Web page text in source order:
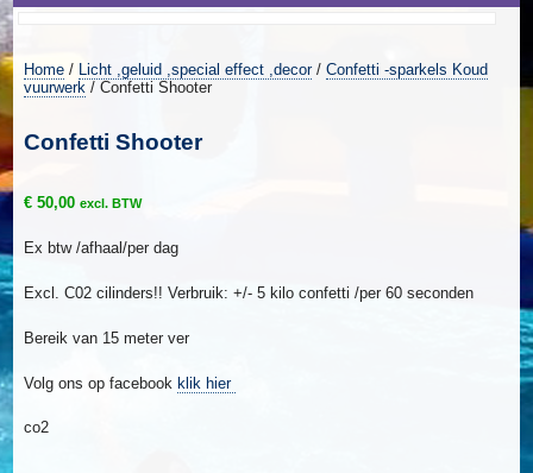
Home/ Licht ,geluid ,special effect ,decor/ Confetti -sparkels Koud
vuurwerk / Confetti Shooter
Confetti Shooter
€50,00 excl. BTW
Ex btw /afhaal/per dag
Excl. C02 cilinders!! Verbruik: +/- 5 kilo confetti /per 60 seconden
Bereik van 15 meter ver
Volg ons op facebook klik hier
co2